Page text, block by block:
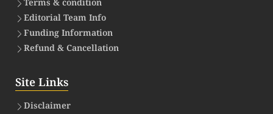
Terms & condition
Editorial Team Info
Funding Information
Refund & Cancellation
Site Links
Disclaimer